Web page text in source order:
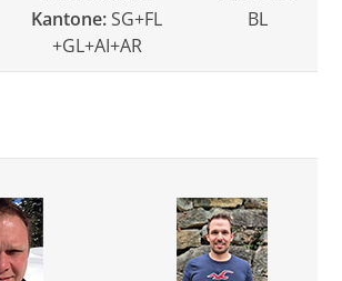
Kantone:SG+FL
+GL+AI+AR
BL